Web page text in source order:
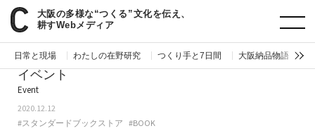
大阪の多様な“つくる”文化を伝え、
耕すWebメディア
日常と現場 わたしの在野研究 つくり手と7日間 大阪納品物語
paperC 今週のイベント
イベント
Event
2020.12.12
#スタンダードブックストア #BOOK